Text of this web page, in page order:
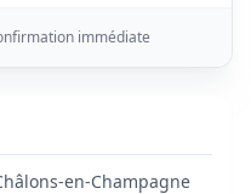
immédiate
en-Champagne